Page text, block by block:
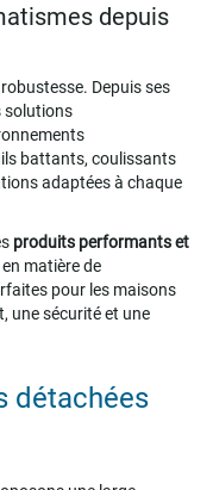
depuis
Depuis ses
solutions
battants, coulissants
adaptées à chaque
produits performants et
matière de
pour les maisons
une sécurité et une
détachées